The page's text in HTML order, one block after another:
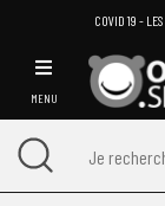
COVID 19 -
MENU